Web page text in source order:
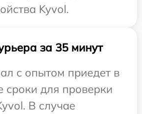
Kyvol.
за 35 минут
с опытом приедет в
сроки для проверки
В случае